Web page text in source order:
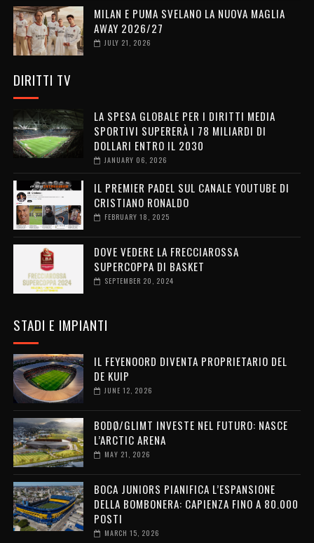
MILAN E PUMA SVELANO LA NUOVA MAGLIA
AWAY 2026/27
JULY 21, 2026
DIRITTI TV
LA SPESA GLOBALE PER I DIRITTI MEDIA
SPORTIVI SUPERERÀ I 78 MILIARDI DI
DOLLARI ENTRO IL 2030
JANUARY 06, 2026
IL PREMIER PADEL SUL CANALE YOUTUBE DI
CRISTIANO RONALDO
FEBRUARY 18, 2025
DOVE VEDERE LA FRECCIAROSSA
SUPERCOPPA DI BASKET
SEPTEMBER 20, 2024
STADI E IMPIANTI
IL FEYENOORD DIVENTA PROPRIETARIO DEL
DE KUIP
JUNE 12, 2026
BODØ/GLIMT INVESTE NEL FUTURO: NASCE
L’ARCTIC ARENA
MAY 21, 2026
BOCA JUNIORS PIANIFICA L’ESPANSIONE
DELLA BOMBONERA: CAPIENZA FINO A 80.000
POSTI
MARCH 15, 2026